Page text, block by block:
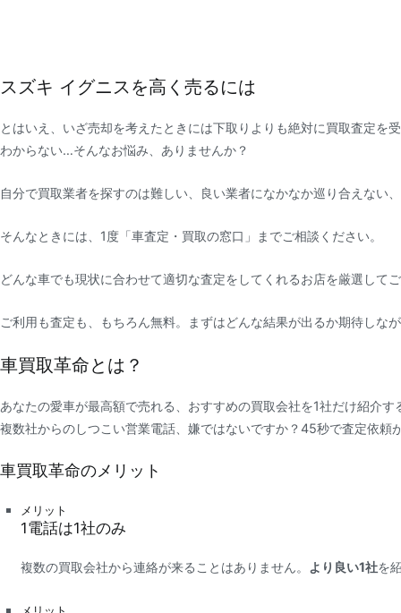
スズキ イグニスを高く売るには
とはいえ、いざ売却を考えたときには下取りよりも絶対に買取査定を
わからない…そんなお悩み、ありませんか？
自分で買取業者を探すのは難しい、良い業者になかなか巡り合えない
そんなときには、1度「車査定・買取の窓口」までご相談ください。
どんな車でも現状に合わせて適切な査定をしてくれるお店を厳選して
ご利用も査定も、もちろん無料。まずはどんな結果が出るか期待しな
車買取革命とは？
あなたの愛車が最高額で売れる、おすすめの買取会社を1社だけ紹介す
複数社からのしつこい営業電話、嫌ではないですか？45秒で査定依頼
車買取革命のメリット
メリット
1電話は1社のみ
複数の買取会社から連絡が来ることはありません。 より良い1社を